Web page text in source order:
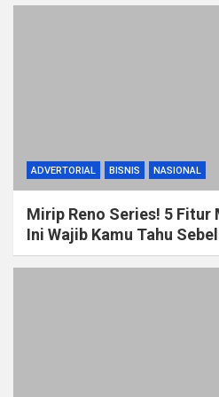
ADVERTORIAL BISNIS NASIONAL
Mirip Reno Series! 5 Fitur
Ini Wajib Kamu Tahu